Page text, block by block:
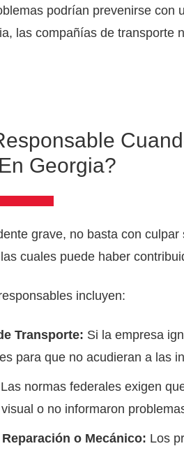
podrían prevenirse con
las compañías de transporte
Georgia?
grave, no basta con
cuales puede haber
incluyen:
Transporte: Si la empresa
para que no acudieran a las
Las normas federales exigen
o no informaron
o Mecánico: Los